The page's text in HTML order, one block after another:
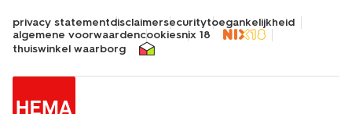
privacy statementdisclaimersecuritytoegankelijkheid
algemene voorwaardencookiesnix 18
thuiswinkel waarborg